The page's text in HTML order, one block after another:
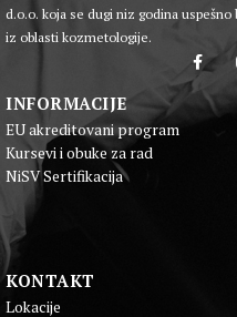
d.o.o. koja se dugi niz godina
iz oblasti kozmetologije.
INFORMACIJE
EU akreditovani program
Kursevi i obuke za rad
NiSV Sertifikacija
KONTAKT
Lokacije